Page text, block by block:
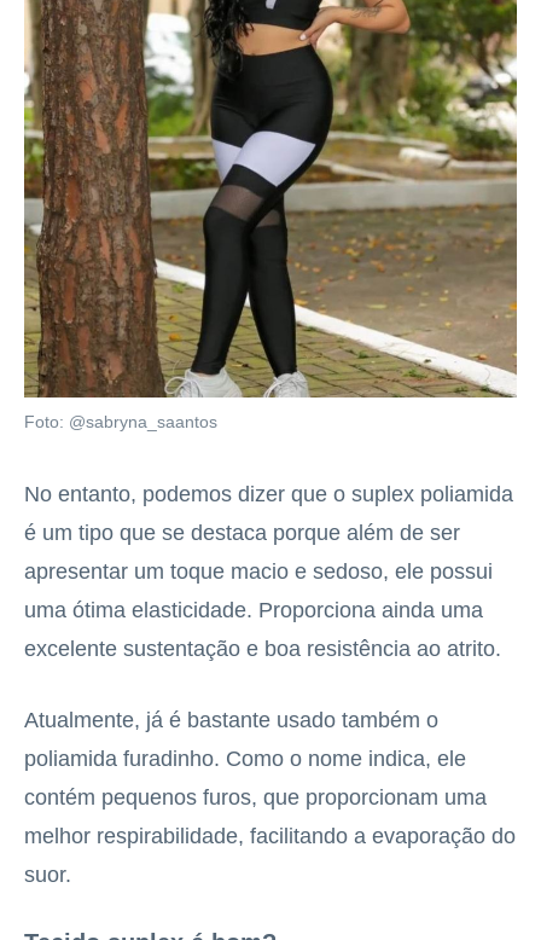
Foto: @sabryna_saantos
No entanto, podemos dizer que o suplex poliamida
é um tipo que se destaca porque além de ser
apresentar um toque macio e sedoso, ele possui
uma ótima elasticidade. Proporciona ainda uma
excelente sustentação e boa resistência ao atrito.
Atualmente, já é bastante usado também o
poliamida furadinho. Como o nome indica, ele
contém pequenos furos, que proporcionam uma
melhor respirabilidade, facilitando a evaporação do
suor.